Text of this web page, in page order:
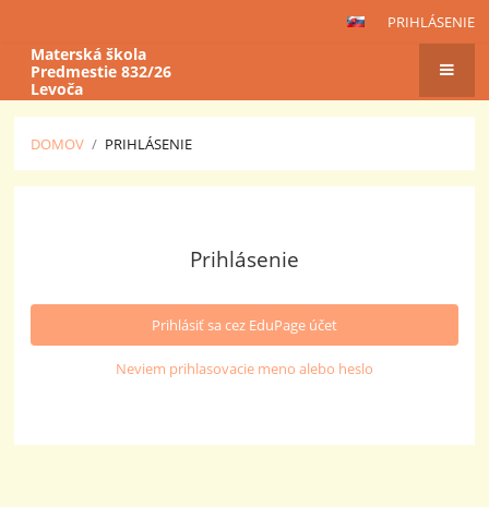
PRIHLÁSENIE
Materská škola
Predmestie 832/26
Levoča
DOMOV / PRIHLÁSENIE
Prihlásenie
Prihlásenie
Prihlásiť sa cez EduPage účet
Neviem prihlasovacie meno alebo heslo